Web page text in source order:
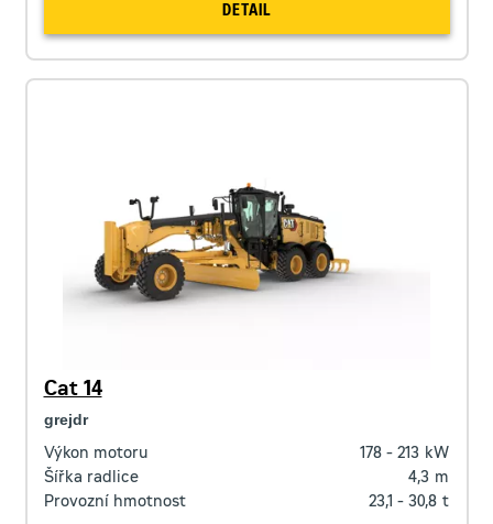
DETAIL
Cat 14
grejdr
Výkon motoru 178 - 213 kW
Šířka radlice
4,3 m
Provozní hmotnost
23,1 - 30,8 t